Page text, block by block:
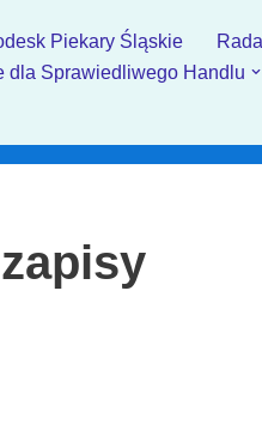
Piekary Śląskie
dla Sprawiedliwego Handlu